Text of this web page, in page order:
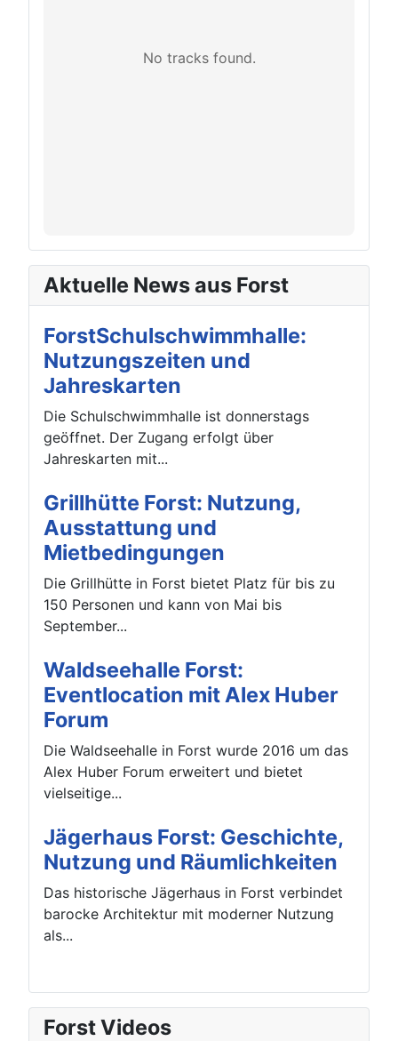
No tracks found.
Aktuelle News aus Forst
ForstSchulschwimmhalle:
Nutzungszeiten und
Jahreskarten
Die Schulschwimmhalle ist donnerstags
geöffnet. Der Zugang erfolgt über
Jahreskarten mit...
Grillhütte Forst: Nutzung,
Ausstattung und
Mietbedingungen
Die Grillhütte in Forst bietet Platz für bis zu
150 Personen und kann von Mai bis
September...
Waldseehalle Forst:
Eventlocation mit Alex Huber
Forum
Die Waldseehalle in Forst wurde 2016 um das
Alex Huber Forum erweitert und bietet
vielseitige...
Jägerhaus Forst: Geschichte,
Nutzung und Räumlichkeiten
Das historische Jägerhaus in Forst verbindet
barocke Architektur mit moderner Nutzung
als...
Forst Videos